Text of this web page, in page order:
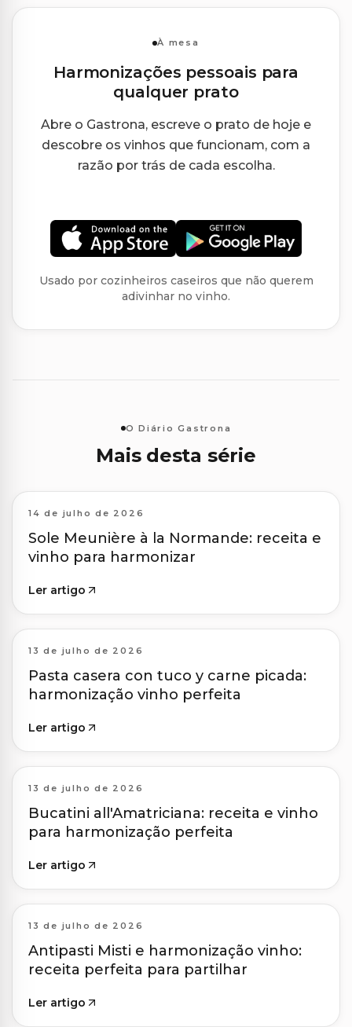
À mesa
Harmonizações pessoais para
qualquer prato
Abre o Gastrona, escreve o prato de hoje e
descobre os vinhos que funcionam, com a
razão por trás de cada escolha.
Usado por cozinheiros caseiros que não querem
adivinhar no vinho.
O Diário Gastrona
Mais desta série
14 de julho de 2026
Sole Meunière à la Normande: receita e
vinho para harmonizar
Ler artigo
13 de julho de 2026
Pasta casera con tuco y carne picada:
harmonização vinho perfeita
Ler artigo
13 de julho de 2026
Bucatini all'Amatriciana: receita e vinho
para harmonização perfeita
Ler artigo
13 de julho de 2026
Antipasti Misti e harmonização vinho:
receita perfeita para partilhar
Ler artigo